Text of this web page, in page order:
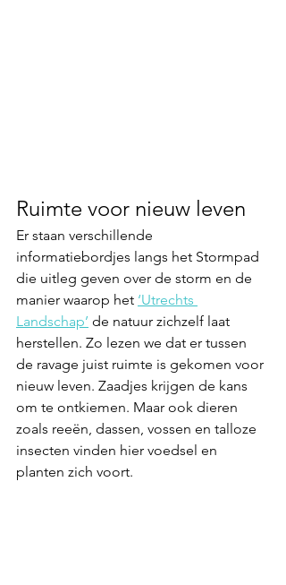
Ruimte voor nieuw leven
Er staan verschillende
informatiebordjes langs het Stormpad
die uitleg geven over de storm en de
manier waarop het ‘Utrechts
Landschap’ de natuur zichzelf laat
herstellen. Zo lezen we dat er tussen
de ravage juist ruimte is gekomen voor
nieuw leven. Zaadjes krijgen de kans
om te ontkiemen. Maar ook dieren
zoals reeën, dassen, vossen en talloze
insecten vinden hier voedsel en
planten zich voort.